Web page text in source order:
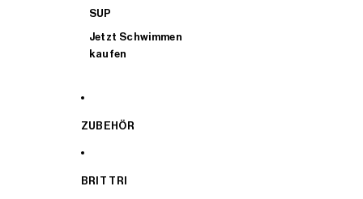
SUP
Jetzt Schwimmen
kaufen
ZUBEHÖR
BRIT TRI